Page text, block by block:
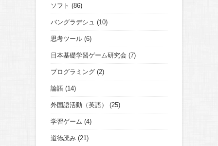
ソフト (86)
バングラデシュ (10)
思考ツール (6)
日本基礎学習ゲーム研究会 (7)
プログラミング (2)
論語 (14)
外国語活動（英語） (25)
学習ゲーム (4)
道徳読み (21)